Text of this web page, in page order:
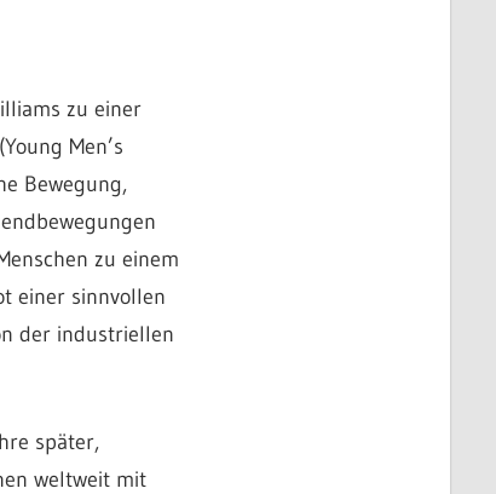
zu einer
Men’s
Bewegung,
zu einem
einer sinnvollen
der industriellen
später,
weltweit mit